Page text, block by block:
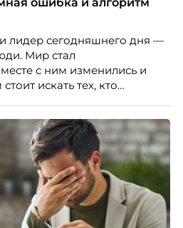
Tech лидер, эксперт по
женской карьеры».
лидер сегодняшнего дня —
Мир стал
с ним изменились и
искать тех, кто
почему стандартные
упускают самых талантливых
потенциал ещё до
в цифрах KPI, рассказывает
эксперт по
и формированию